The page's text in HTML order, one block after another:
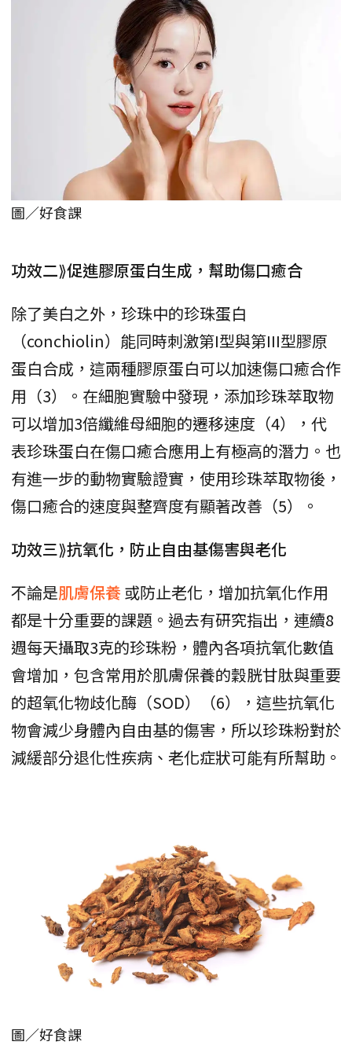
圖／好食課
功效二⟫促進膠原蛋白生成，幫助傷口癒合
除了美白之外，珍珠中的珍珠蛋白
（conchiolin）能同時刺激第I型與第III型膠原
蛋白合成，這兩種膠原蛋白可以加速傷口癒合作
用（3）。在細胞實驗中發現，添加珍珠萃取物
可以增加3倍纖維母細胞的遷移速度（4），代
表珍珠蛋白在傷口癒合應用上有極高的潛力。也
有進一步的動物實驗證實，使用珍珠萃取物後，
傷口癒合的速度與整齊度有顯著改善（5）。
功效三⟫抗氧化，防止自由基傷害與老化
不論是肌膚保養或防止老化，增加抗氧化作用
都是十分重要的課題。過去有研究指出，連續8
週每天攝取3克的珍珠粉，體內各項抗氧化數值
會增加，包含常用於肌膚保養的穀胱甘肽與重要
的超氧化物歧化酶（SOD）（6），這些抗氧化
物會減少身體內自由基的傷害，所以珍珠粉對於
減緩部分退化性疾病、老化症狀可能有所幫助。
圖／好食課